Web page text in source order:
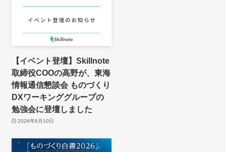
【イベント登壇】Skillnote
取締役COOの高野が、東海
情報通信懇談会 ものづくり
DXワーキンググループの
勉強会に登壇しました
2026年6月10日